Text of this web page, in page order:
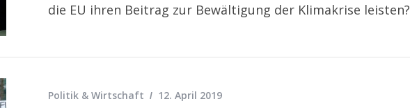
die EU ihren Beitrag zur Bewältigung der Klimakrise leisten?
Politik & Wirtschaft 12. April 2019